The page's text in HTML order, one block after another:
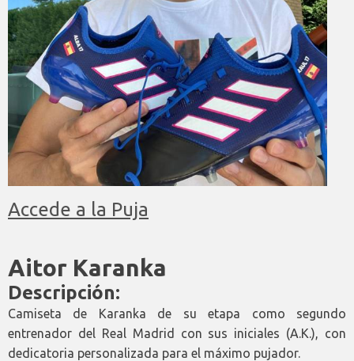
Accede a la Puja
Aitor Karanka
Descripción:
Camiseta de Karanka de su etapa como segundo
entrenador del Real Madrid con sus iniciales (A.K.), con
dedicatoria personalizada para el máximo pujador.